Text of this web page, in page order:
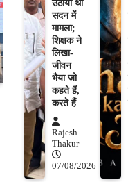
उठाया था
सदन में
मामला;
शिक्षक ने
लिखा-
जीवन
भैया जो
कहते हैं,
करते हैं
Rajesh
Thakur
07/08/2026